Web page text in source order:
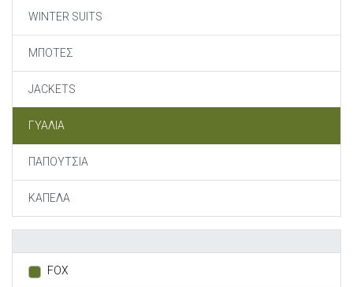
WINTER SUITS
ΜΠΟΤΕΣ
JACKETS
ΓΥΑΛΙΑ
ΠΑΠΟΥΤΣΙΑ
ΚΑΠΕΛΑ
FOX